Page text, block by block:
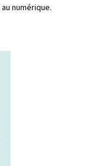
numérique.